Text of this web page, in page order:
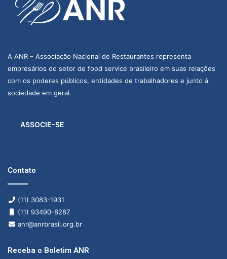
A ANR – Associação Nacional de Restaurantes representa
empresários do setor de food service brasileiro em suas relações
com os poderes públicos, entidades de trabalhadores e junto à
sociedade em geral.
ASSOCIE-SE
Contato
(11) 3083-1931
(11) 93490-8287
anr@anrbrasil.org.br
Receba o Boletim ANR